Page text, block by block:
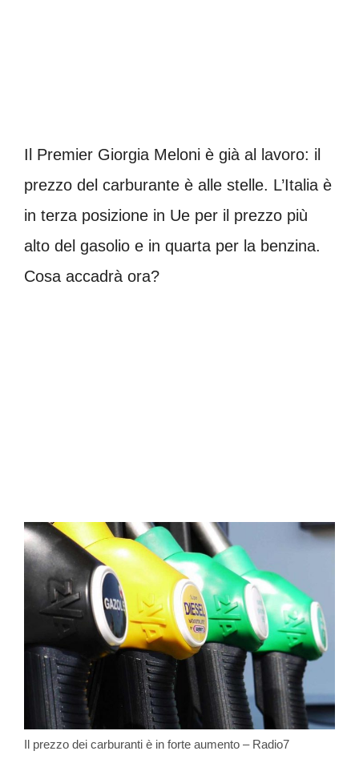
Il Premier Giorgia Meloni è già al lavoro: il
prezzo del carburante è alle stelle. L’Italia è
in terza posizione in Ue per il prezzo più
alto del gasolio e in quarta per la benzina.
Cosa accadrà ora?
Il prezzo dei carburanti è in forte aumento – Radio7